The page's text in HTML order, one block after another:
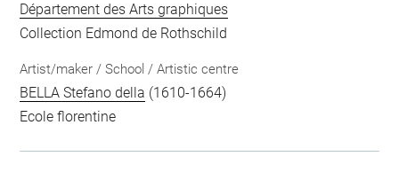
Département des Arts graphiques
Collection Edmond de Rothschild
Artist/maker / School / Artistic centre
BELLA Stefano della (1610-1664)
Ecole florentine